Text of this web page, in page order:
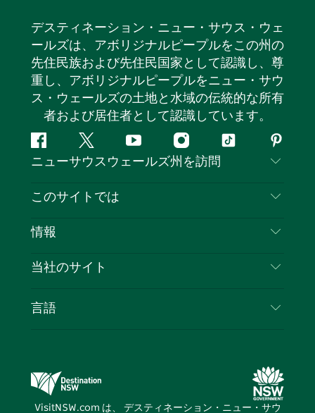
デスティネーション・ニュー・サウス・ウェ
ールズは、アボリジナルピープルをこの州の
先住民族および先住民国家として認識し、尊
重し、アボリジナルピープルをニュー・サウ
ス・ウェールズの土地と水域の伝統的な所有
者および居住者として認識しています。
フ
ェ
ス
ッ
ツ
イ
タ
ユ
ー
イ
ン
テ
ピ
ン
レ
ト
ニューサウスウェールズ州を訪問
お問い合わせ
クッキーに関する通知
このサイトでは
目的地
イベント
情報
旅行情報
NSWでのビジネス
当社のサイト
デスティネーション・ニュー・サウス・ウェール
ズメディアセンター
言語
VisitNSW.com は、 デスティネーション・ニュー・サウ